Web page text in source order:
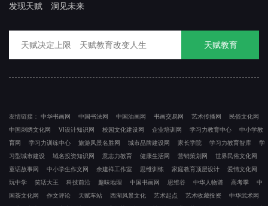
发现天赋 洞见未来
天赋教育
友情链接： 中华书画网 中国书法网 中国油画网 书画交易网 艺术传播网
民俗文化网
中国刺绣文化网
VI设计知识网 校园文化建设网 企业培训网 学习力教育中心
中小学教
育网
学习力训练中心 旅游风景名胜网 城市品牌建设网 家长学院 学习力教育智库
学
习型城市建设
域名投资知识网 意志力教育 健康生活网 营销策划网
世界民俗文化网
童话故事网
中小学生作文网 余建祥工作室 思维训练 家庭教育顶层设计
爱情文化网
玩中学
笑话大王 科技前沿 趣味地理 中国书画网 思维谷 中华人物谱 高考季
中
国茶文化网
作文评论 天赋车站 西湖风景文化 艺术起点 艺术收藏投资
中华武术网